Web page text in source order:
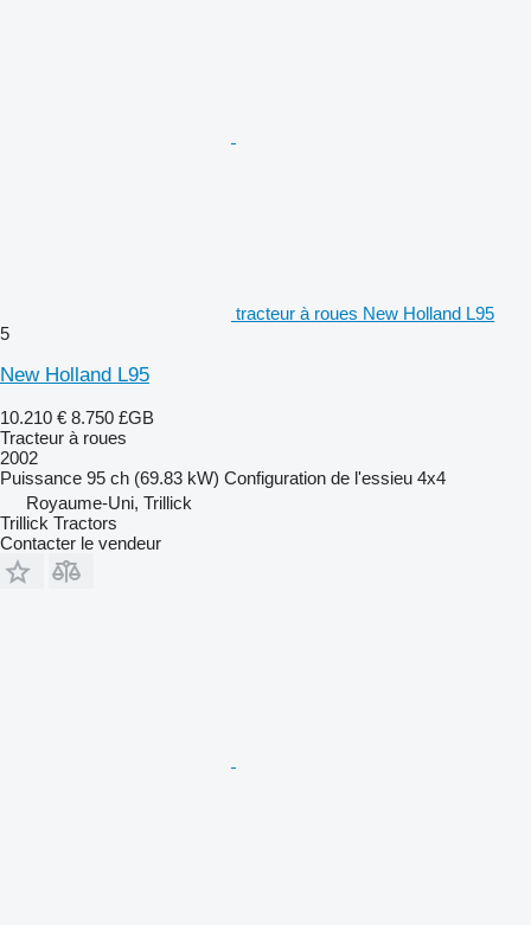
tracteur à roues New Holland L95
5
New Holland L95
10.210 € 8.750 £GB
Tracteur à roues
2002
Puissance 95 ch (69.83 kW) Configuration de l'essieu 4x4
Royaume-Uni, Trillick
Trillick Tractors
Contacter le vendeur